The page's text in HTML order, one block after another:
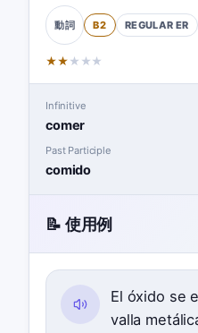
動詞 B2 REGULAR ER
★★ ★ ★ ★
Infinitive
comer
Past Participle
comido
📝 使用例
El óxido se
valla